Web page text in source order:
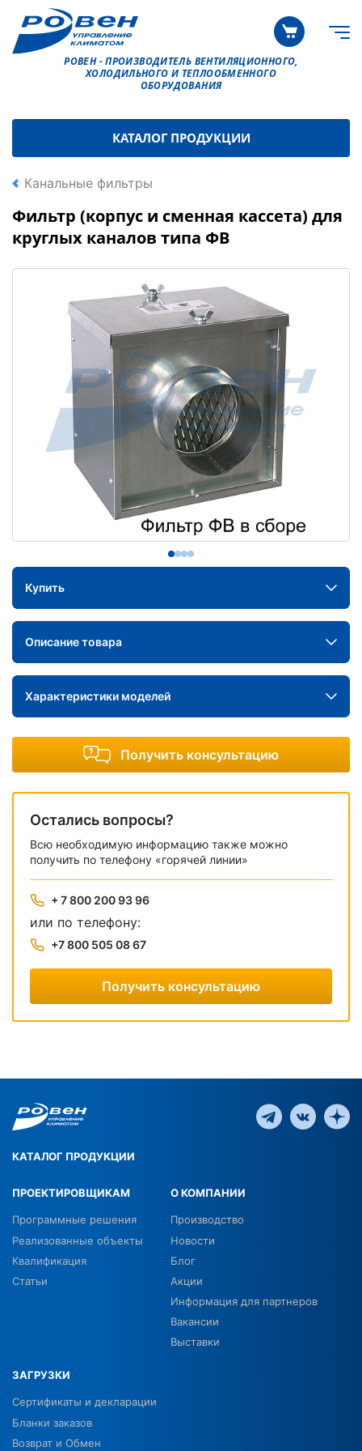
РОВЕН - ПРОИЗВОДИТЕЛЬ ВЕНТИЛЯЦИОННОГО,
ХОЛОДИЛЬНОГО И ТЕПЛООБМЕННОГО
ОБОРУДОВАНИЯ
КАТАЛОГ ПРОДУКЦИИ
Канальные фильтры
Фильтр (корпус и сменная кассета) для
круглых каналов типа ФВ
Купить
Описание товара
Характеристики моделей
Получить консультацию
Остались вопросы?
Всю необходимую информацию также можно
получить по телефону «горячей линии»
+ 7 800 200 93 96
или по телефону:
+7 800 505 08 67
Получить консультацию
КАТАЛОГ ПРОДУКЦИИ
ПРОЕКТИРОВЩИКАМ
Программные решения
Реализованные объекты
Квалификация
Статьи
О КОМПАНИИ
Производство
Новости
Блог
Акции
Информация для партнеров
Вакансии
Выставки
ЗАГРУЗКИ
Сертификаты и декларации
Бланки заказов
Возврат и Обмен